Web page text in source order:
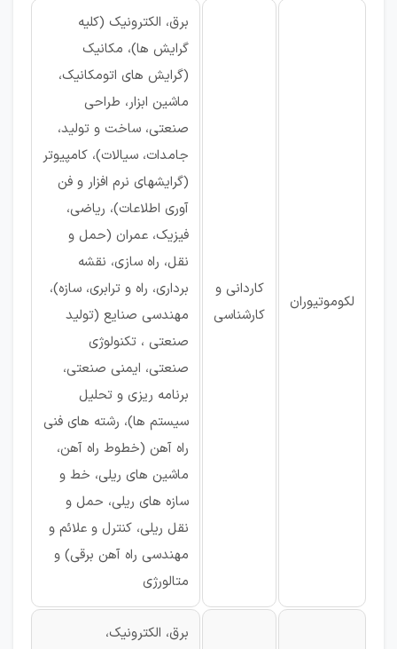
لکوموتیوران
کاردانی و
کارشناسی
برق، الکترونیک (کلیه
گرایش ها)، مکانیک
(گرایش های اتومکانیک،
ماشین ابزار، طراحی
صنعتی، ساخت و تولید،
جامدات، سیالات)، کامپیوتر
(گرایشهای نرم افزار و فن
آوری اطلاعات)، ریاضی،
فیزیک، عمران (حمل و
نقل، راه سازی، نقشه
برداری، راه و ترابری، سازه)،
مهندسی صنایع (تولید
صنعتی ، تکنولوژی
صنعتی، ایمنی صنعتی،
برنامه ریزی و تحلیل
سیستم ها)، رشته های فنی
راه آهن (خطوط راه آهن،
ماشین های ریلی، خط و
سازه های ریلی، حمل و
نقل ریلی، کنترل و علائم و
مهندسی راه آهن برقی) و
متالورژی
برق، الکترونیک،